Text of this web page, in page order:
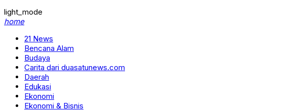
light_mode
home
21 News
Bencana Alam
Budaya
Carita dari duasatunews.com
Daerah
Edukasi
Ekonomi
Ekonomi & Bisnis